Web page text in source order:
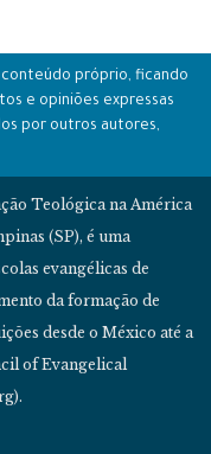
conteúdo próprio, ficando
e opiniões expressas
por outros autores,
Teológica na América
(SP), é uma
evangélicas de
da formação de
desde o México até a
of Evangelical